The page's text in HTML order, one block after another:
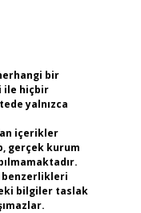
bir
ile hiçbir
yalnızca
içerikler
gerçek kurum
benzerlikleri
bilgiler taslak